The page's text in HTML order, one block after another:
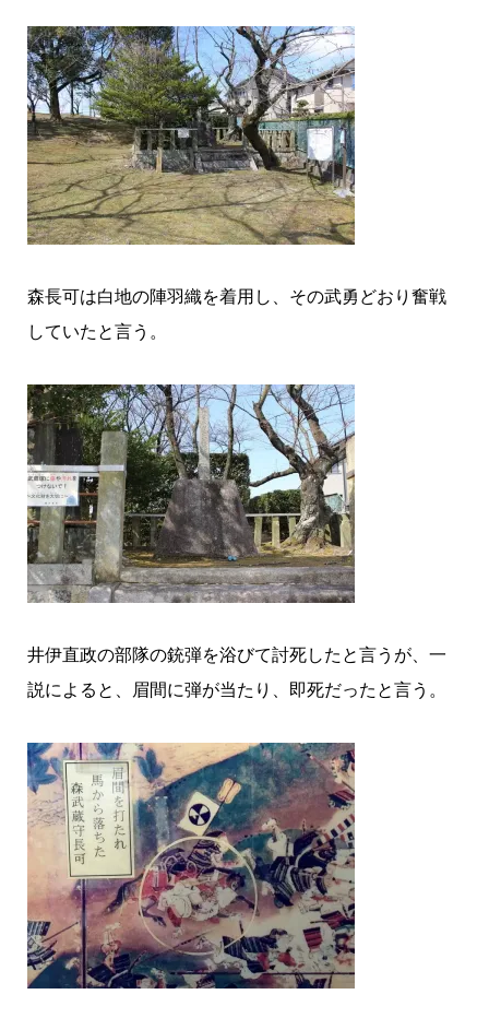
森長可は白地の陣羽織を着用し、その武勇どおり奮戦
していたと言う。
井伊直政の部隊の銃弾を浴びて討死したと言うが、一
説によると、眉間に弾が当たり、即死だったと言う。